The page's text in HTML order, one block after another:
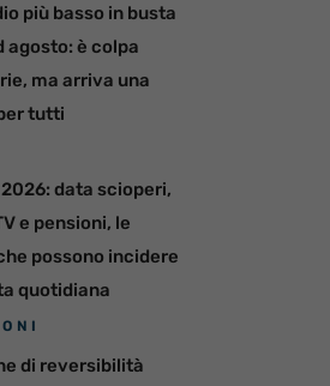
più basso in busta
agosto: è colpa
ma arriva una
tutti
data scioperi,
e pensioni, le
possono incidere
quotidiana
di reversibilità